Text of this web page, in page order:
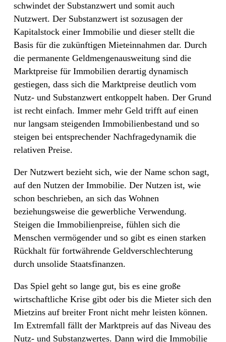
schwindet der Substanzwert und somit auch
Nutzwert. Der Substanzwert ist sozusagen der
Kapitalstock einer Immobilie und dieser stellt die
Basis für die zukünftigen Mieteinnahmen dar. Durch
die permanente Geldmengenausweitung sind die
Marktpreise für Immobilien derartig dynamisch
gestiegen, dass sich die Marktpreise deutlich vom
Nutz- und Substanzwert entkoppelt haben. Der Grund
ist recht einfach. Immer mehr Geld trifft auf einen
nur langsam steigenden Immobilienbestand und so
steigen bei entsprechender Nachfragedynamik die
relativen Preise.
Der Nutzwert bezieht sich, wie der Name schon sagt,
auf den Nutzen der Immobilie. Der Nutzen ist, wie
schon beschrieben, an sich das Wohnen
beziehungsweise die gewerbliche Verwendung.
Steigen die Immobilienpreise, fühlen sich die
Menschen vermögender und so gibt es einen starken
Rückhalt für fortwährende Geldverschlechterung
durch unsolide Staatsfinanzen.
Das Spiel geht so lange gut, bis es eine große
wirtschaftliche Krise gibt oder bis die Mieter sich den
Mietzins auf breiter Front nicht mehr leisten können.
Im Extremfall fällt der Marktpreis auf das Niveau des
Nutz- und Substanzwertes. Dann wird die Immobilie